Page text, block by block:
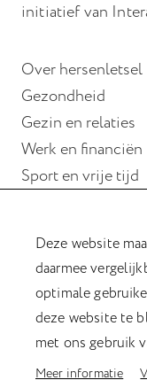
initiatief van
Over hersenletsel
Gezondheid
Gezin en relaties
Werk en financiën
Sport en vrije tijd
Wonen
Hulp bij
Magazine
Kookboek
Deze website
daarmee
optimale
deze website te
met ons gebruik
Meer informatie